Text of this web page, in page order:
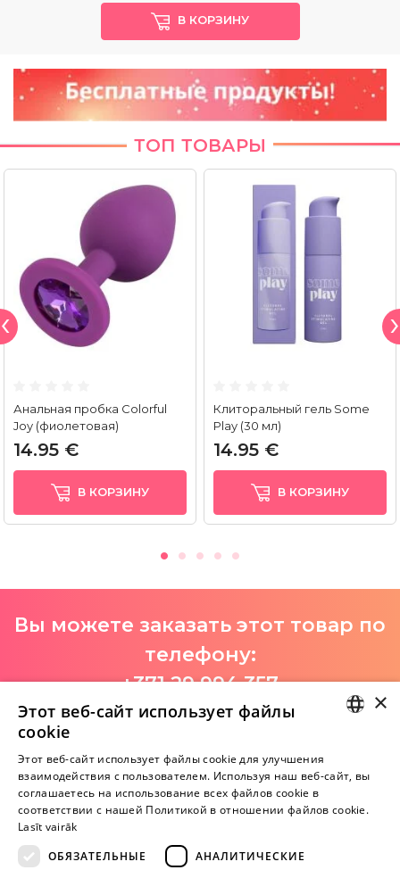
В КОРЗИНУ
ТОП ТОВАРЫ
Анальная пробка Colorful
Joy (фиолетовая)
14.95 €
В КОРЗИНУ
Клиторальный гель Some
Play (30 мл)
14.95 €
В КОРЗИНУ
Вы можете заказать этот товар по
телефону:
+371 29 994 357
I-V 9:00-18:00
Пока нет отзывов
Будь первым!
RUSSIAN
×
Этот веб-сайт использует файлы
cookie
Этот веб-сайт использует файлы cookie для улучшения
взаимодействия с пользователем. Используя наш веб-сайт, вы
соглашаетесь на использование всех файлов cookie в
соответствии с нашей Политикой в ​​отношении файлов cookie.
Lasīt vairāk
ОБЯЗАТЕЛЬНЫЕ
АНАЛИТИЧЕСКИЕ